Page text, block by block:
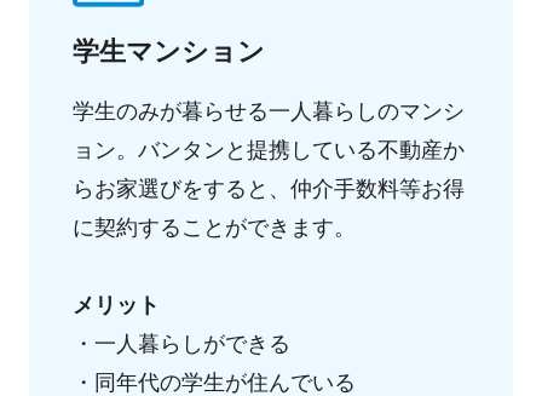
学生マンション
学生のみが暮らせる一人暮らしのマンシ
ョン。バンタンと提携している不動産か
らお家選びをすると、仲介手数料等お得
に契約することができます。
メリット
・一人暮らしができる
・同年代の学生が住んでいる